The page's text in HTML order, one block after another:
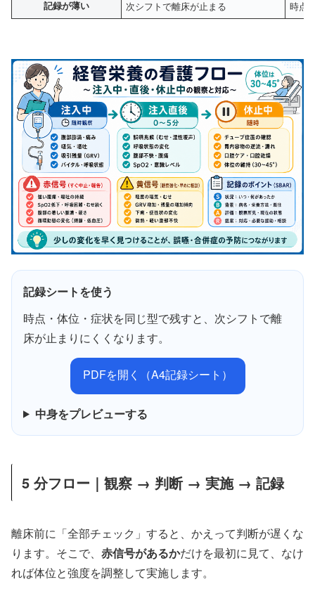
記録が薄い 次シフトで離床が止まる 時点
記録シートを使う
時点・体位・症状を同じ型で残すと、次シフトで離
床が止まりにくくなります。
PDFを開く（A4記録シート）
中身をプレビューする
5 分フロー｜観察 → 判断 → 実施 → 記録
離床前に「全部チェック」すると、かえって判断が遅くな
ります。そこで、 赤信号があるかだけを最初に見て、なけ
れば体位と強度を調整して実施します。